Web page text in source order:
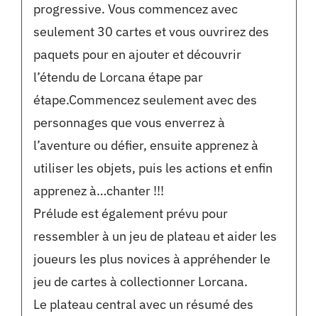
progressive. Vous commencez avec
seulement 30 cartes et vous ouvrirez des
paquets pour en ajouter et découvrir
l’étendu de Lorcana étape par
étape.Commencez seulement avec des
personnages que vous enverrez à
l’aventure ou défier, ensuite apprenez à
utiliser les objets, puis les actions et enfin
apprenez à…chanter !!!
Prélude est également prévu pour
ressembler à un jeu de plateau et aider les
joueurs les plus novices à appréhender le
jeu de cartes à collectionner Lorcana.
Le plateau central avec un résumé des